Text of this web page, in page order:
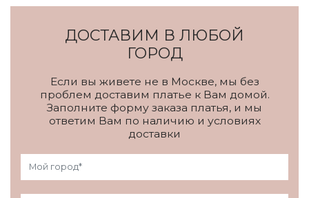
ДОСТАВИМ В ЛЮБОЙ
ГОРОД
Если вы живете не в Москве, мы без
проблем доставим платье к Вам домой.
Заполните форму заказа платья, и мы
ответим Вам по наличию и условиях
доставки